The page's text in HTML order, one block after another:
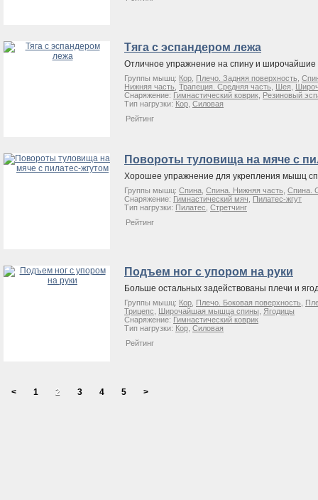
Тяга с эспандером лежа
Отличное упражнение на спину и
Группы мышц: Кор Плечо. Задняя поверхность
Нижняя часть Трапеция. Средняя часть Шея
Снаряжение: Гимнастический коврик Резиновый
Тип нагрузки: Кор Силовая
Рейтинг
Повороты туловища на мяче с
Хорошее упражнение для укрепления мышц
Группы мышц: Спина Спина. Нижняя часть Спина.
Снаряжение: Гимнастический мяч
Пилатес-жгут
Тип нагрузки: Пилатес Стретчинг
Рейтинг
Подъем ног с упором на руки
Больше остальных задействованы плечи и
Группы мышц: Кор Плечо. Боковая поверхность
Трицепс
Широчайшая мышца спины
Ягодицы
Снаряжение: Гимнастический коврик
Тип нагрузки: Кор Силовая
Рейтинг
< 1 2 3 4 5 >